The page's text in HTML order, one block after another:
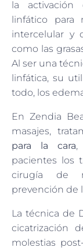
la activación
linfático para
intercelular y
como las
Al ser una
linfática, su
todo, los
En Zendia
masajes,
para la cara,
pacientes los
cirugía de
prevención de
La técnica de
cicatrización
molestias